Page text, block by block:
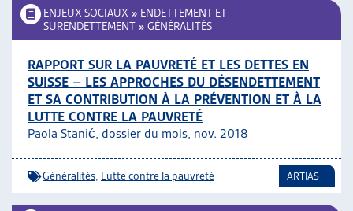
ENJEUX SOCIAUX » ENDETTEMENT ET
SURENDETTEMENT » GÉNÉRALITÉS
RAPPORT SUR LA PAUVRETÉ ET LES DETTES EN
SUISSE – LES APPROCHES DU DÉSENDETTEMENT
ET SA CONTRIBUTION À LA PRÉVENTION ET À LA
LUTTE CONTRE LA PAUVRETÉ
Paola Stanić, dossier du mois, nov. 2018
Généralités Lutte contre la pauvreté ARTIAS